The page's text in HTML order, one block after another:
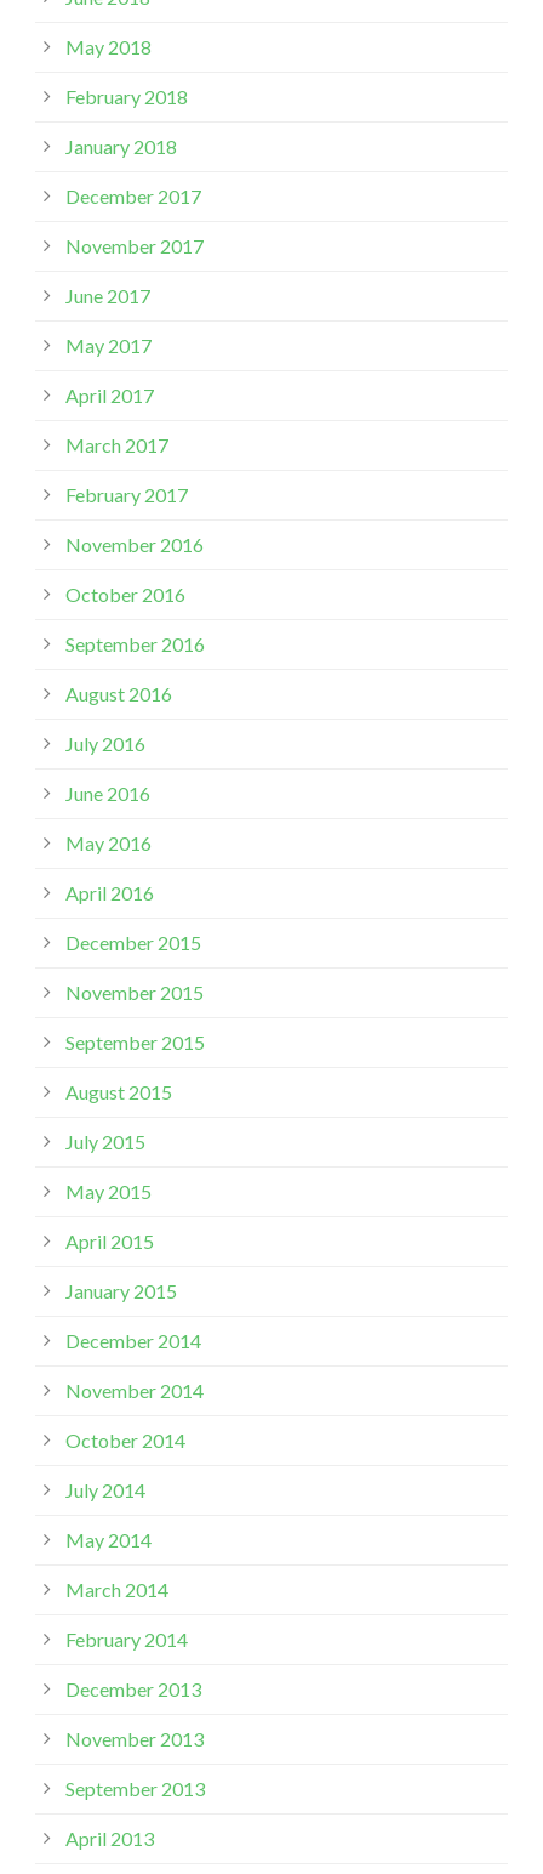
May 2018
February 2018
January 2018
December 2017
November 2017
June 2017
May 2017
April 2017
March 2017
February 2017
November 2016
October 2016
September 2016
August 2016
July 2016
June 2016
May 2016
April 2016
December 2015
November 2015
September 2015
August 2015
July 2015
May 2015
April 2015
January 2015
December 2014
November 2014
October 2014
July 2014
May 2014
March 2014
February 2014
December 2013
November 2013
September 2013
April 2013